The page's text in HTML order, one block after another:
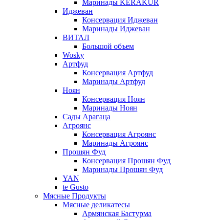
Маринады KERAKUR
Иджеван
Консервация Иджеван
Маринады Иджеван
ВИТАЛ
Большой объем
Wosky
Артфуд
Консервация Артфуд
Маринады Артфуд
Ноян
Консервация Ноян
Маринады Ноян
Сады Арагаца
Агроянс
Консервация Агроянс
Маринады Агроянс
Прошян Фуд
Консервация Прошян Фуд
Маринады Прошян Фуд
YAN
te Gusto
Мясные Продукты
Мясные деликатесы
Армянская Бастурма